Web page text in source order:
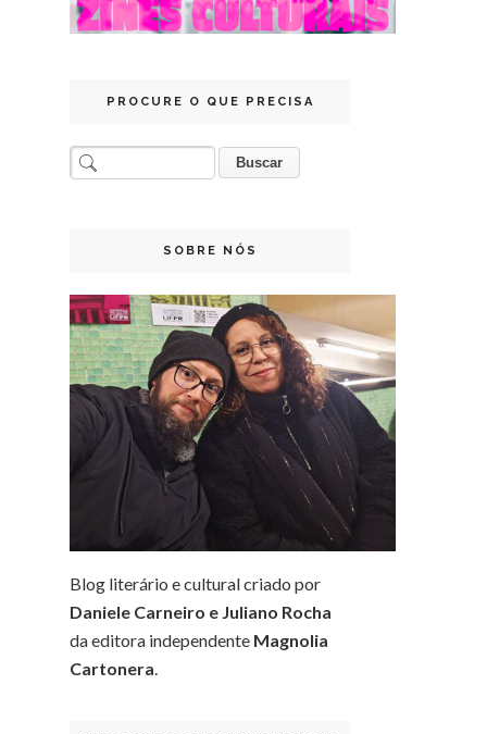
PROCURE O QUE PRECISA
SOBRE NÓS
Blog literário e cultural criado por
Daniele Carneiro e Juliano Rocha
da editora independente Magnolia
Cartonera.